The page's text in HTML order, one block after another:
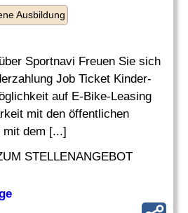
Ausbildung
Sportnavi Freuen Sie sich
Job Ticket Kinder-
auf E-Bike-Leasing
mit den öffentlichen
mit dem [...]
STELLENANGEBOT